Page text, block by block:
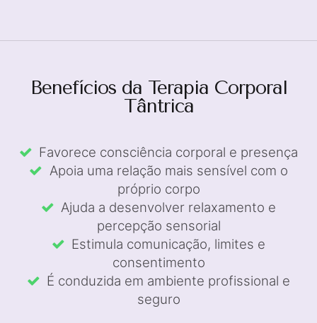
Benefícios da Terapia Corporal
Tântrica
Favorece consciência corporal e presença
Apoia uma relação mais sensível com o
próprio corpo
Ajuda a desenvolver relaxamento e
percepção sensorial
Estimula comunicação, limites e
consentimento
É conduzida em ambiente profissional e
seguro